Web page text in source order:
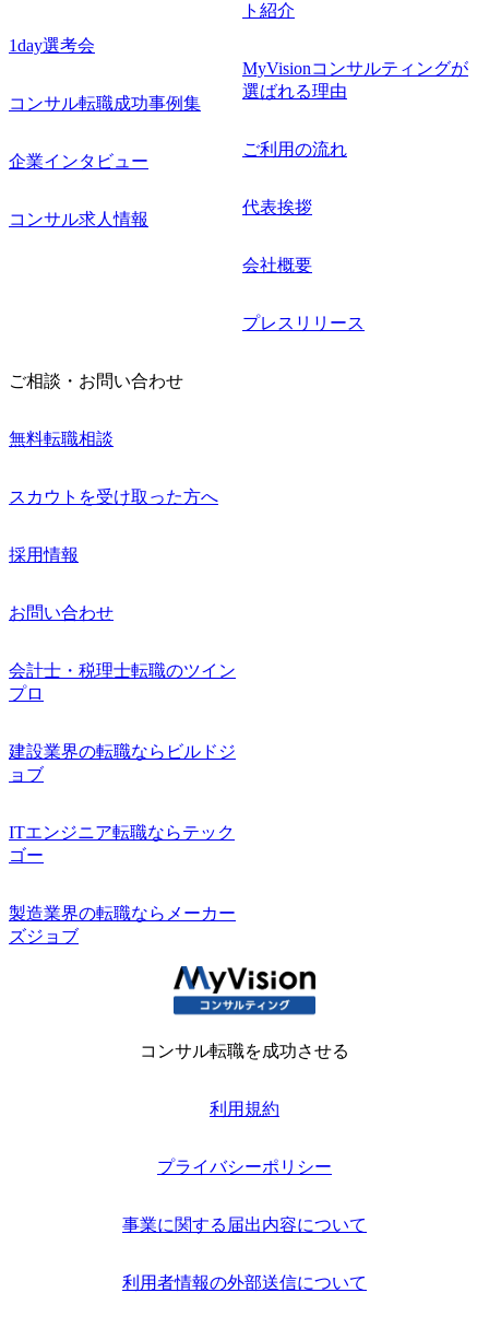
1day選考会
コンサル転職成功事例集
企業インタビュー
コンサル求人情報
ト紹介
MyVisionコンサルティングが
選ばれる理由
ご利用の流れ
代表挨拶
会社概要
プレスリリース
ご相談・お問い合わせ
無料転職相談
スカウトを受け取った方へ
採用情報
お問い合わせ
会計士・税理士転職のツイン
プロ
建設業界の転職ならビルドジ
ョブ
ITエンジニア転職ならテック
ゴー
製造業界の転職ならメーカー
ズジョブ
コンサル転職を成功させる
利用規約
プライバシーポリシー
事業に関する届出内容について
利用者情報の外部送信について